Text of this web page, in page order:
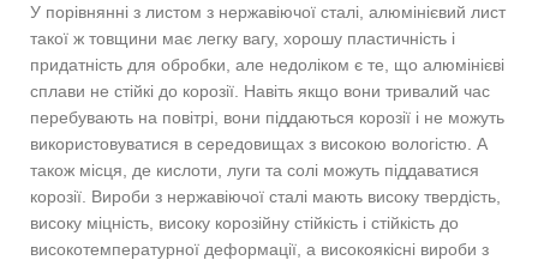
У порівнянні з листом з нержавіючої сталі, алюмінієвий лист
такої ж товщини має легку вагу, хорошу пластичність і
придатність для обробки, але недоліком є ​​те, що алюмінієві
сплави не стійкі до корозії. Навіть якщо вони тривалий час
перебувають на повітрі, вони піддаються корозії і не можуть
використовуватися в середовищах з високою вологістю. А
також місця, де кислоти, луги та солі можуть піддаватися
корозії. Вироби з нержавіючої сталі мають високу твердість,
високу міцність, високу корозійну стійкість і стійкість до
високотемпературної деформації, а високоякісні вироби з